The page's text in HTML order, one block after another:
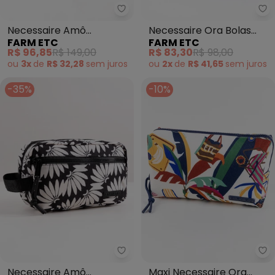
Necessaire Amô
Copatucano (Preto)
FARM ETC
R$ 96,85R$ 149,00
ou 3x de R$ 32,28 sem juros
Necessaire Ora Bolas
Floral Paraiso (Preto)
FARM ETC
R$ 83,30R$ 98,00
ou 2x de R$ 41,65 sem juros
-35%
Farm Etc - Necessaire Amô
-10%